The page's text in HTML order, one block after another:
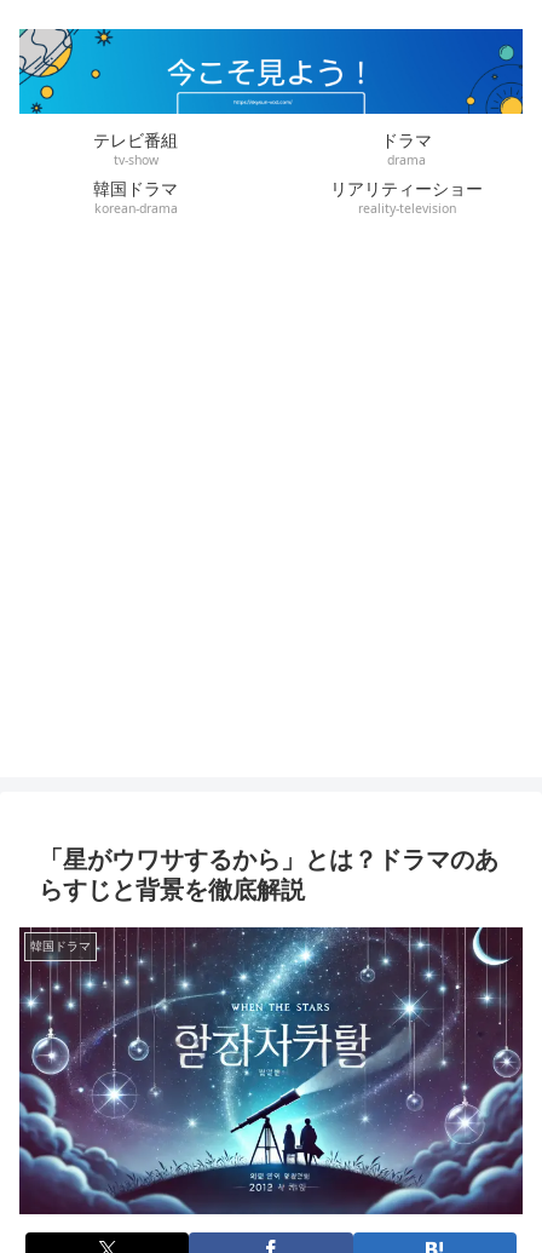
テレビ番組
tv-show
ドラマ
drama
韓国ドラマ
korean-drama
リアリティーショー
reality-television
「星がウワサするから」とは？ドラマのあ
らすじと背景を徹底解説
韓国ドラマ